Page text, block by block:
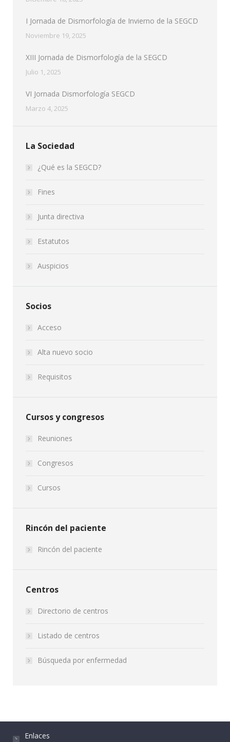
I Jornada de Dismorfología de Invierno de la SEGCD
Noviembre 19, 2025
XIII Jornada de Dismorfología de la SEGCD
Julio 1, 2025
VI Jornada Dismorfología SEGCD
Marzo 4, 2025
La Sociedad
¿Qué es la SEGCD?
Fines
Junta directiva
Estatutos
Auspicios
Socios
Acceso
Alta nuevo socio
Requisitos
Cursos y congresos
Reuniones
Congresos
Cursos
Rincón del paciente
Rincón del paciente
Centros
Directorio de centros
Listado de centros
Búsqueda por enfermedad
Enlaces